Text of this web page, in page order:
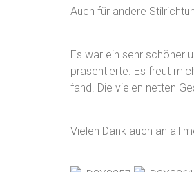
Auch für andere
Es war ein sehr schöner
präsentierte. Es freut
fand. Die vielen netten
Vielen Dank auch an all